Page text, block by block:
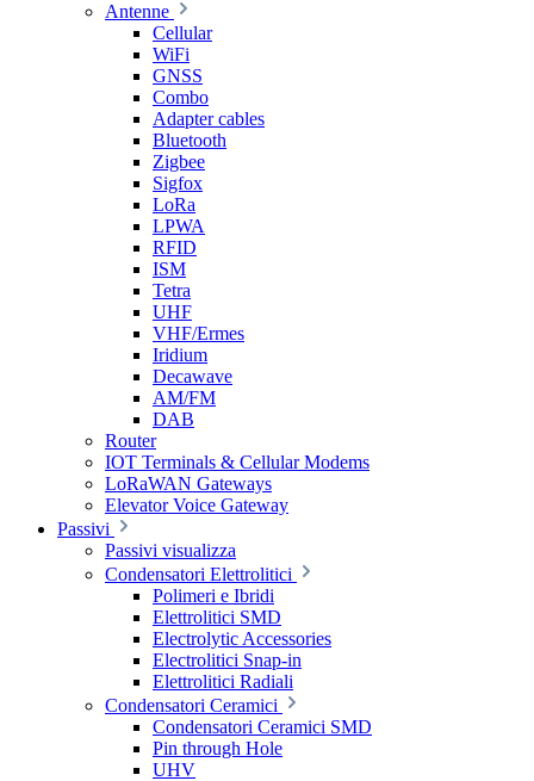
Antenne
Cellular
WiFi
GNSS
Combo
Adapter cables
Bluetooth
Zigbee
Sigfox
LoRa
LPWA
RFID
ISM
Tetra
UHF
VHF/Ermes
Iridium
Decawave
AM/FM
DAB
Router
IOT Terminals & Cellular Modems
LoRaWAN Gateways
Elevator Voice Gateway
Passivi
Passivi visualizza
Condensatori Elettrolitici
Polimeri e Ibridi
Elettrolitici SMD
Electrolytic Accessories
Electrolitici Snap-in
Elettrolitici Radiali
Condensatori Ceramici
Condensatori Ceramici SMD
Pin through Hole
UHV